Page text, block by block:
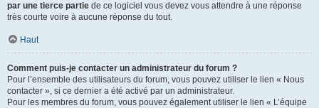
par une tierce partie de ce logiciel vous devez vous attendre à une réponse
très courte voire à aucune réponse du tout.
Haut
Comment puis-je contacter un administrateur du forum ?
Pour l’ensemble des utilisateurs du forum, vous pouvez utiliser le lien « Nous
contacter », si ce dernier a été activé par un administrateur.
Pour les membres du forum, vous pouvez également utiliser le lien « L’équipe